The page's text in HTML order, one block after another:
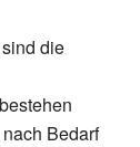
die
Bedarf